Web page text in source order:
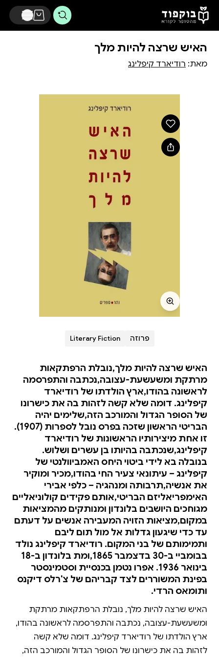
דלג לתוכן הראשי
האיש שרצה להיות מלך
מאת: רודיארד קיפלינג
פרוזה Literary Fiction
האיש שרצה להיות מלך,נובלת הרפתקאות
מרתקת ומשעשעת-עצובה,נכתבה והתפרסמה
לראשונה בהודו,ארץ הולדתו של רודיארד
קיפלינג. דומה שלא קשה לזהות בה את כישרונו
של הסופר הגדול והמורכב הזה,שלימים יהיה
הבריטי הראשון שזכה בפרס נובל לספרות (1907).
זו אחת מיצירותיו הראשונות של רודיארד
קיפלינג,שנכתבה בהיותו בן עשרים ושלוש.
בנובלה בא לידי ביטוי היחס האמביוולנטי של
קיפלינג – עיתונאי צעיר החי בהודו,מכיר ומוקיר
את אנשיה,תרבותה ומנהגיה – כלפי אבירי
האימפריאליזם הבריטי,אותם פקידים קולוניאליים
מגוחכים היושבים בלונדון ומנותקים מהמציאות
במקום,מציאות הזויה המעבירה אנשים על דעתם
עד כדי שיגעון גדלות אל מול תום ליבם
ותמימותם של בני המקום. רודיארד קיפלינג נולד
בבומביי ב-30 בדצמבר 1865,ומת בלונדון ב-18
בינואר 1936. אפרו נטמן בכנסיית וסטמינסטר
בפינת המשוררים לצד קבריהם של צ'רלס דיקנס
ותומאס הרדי.
האיש שרצה להיות מלך, נובלת הרפתקאות מרתקת
ומשעשעת-עצובה, נכתבה והתפרסמה לראשונה בהודו,
ארץ הולדתו של רודיארד קיפלינג. דומה שלא קשה
לזהות בה את כישרונו של הסופר הגדול והמורכב הזה,